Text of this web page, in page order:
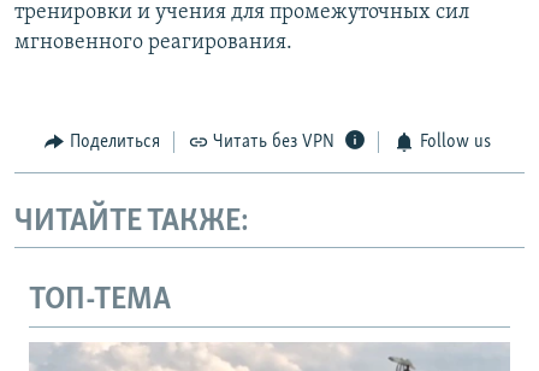
тренировки и учения для промежуточных сил
мгновенного реагирования.
Поделиться Читать без VPN Follow us
ЧИТАЙТЕ ТАКЖЕ:
ТОП-ТЕМА